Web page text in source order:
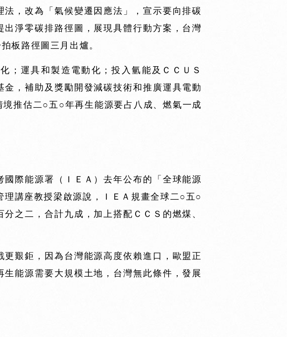
，改為「氣候變遷因應法」，宣示要向排碳
淨零碳排路徑圖，展現具體行動方案，台灣
板路徑圖三月出爐。
；運具和製造電動化；投入氫能及ＣＣＵＳ
金，補助及獎勵開發減碳技術和推廣運具電動
推估二○五○年再生能源要占八成、燃氣一成
際能源署（ＩＥＡ）去年公布的「全球能源
講座教授梁啟源說，ＩＥＡ規畫全球二○五○
之二，合計九成，加上搭配ＣＣＳ的燃煤、
艱鉅，因為台灣能源高度依賴進口，歐盟正
能源需要大規模土地，台灣無此條件，發展